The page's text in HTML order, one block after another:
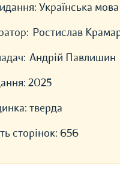
Українська мова
Ростислав
Андрій Павлишин
2025
тверда
сторінок: 656